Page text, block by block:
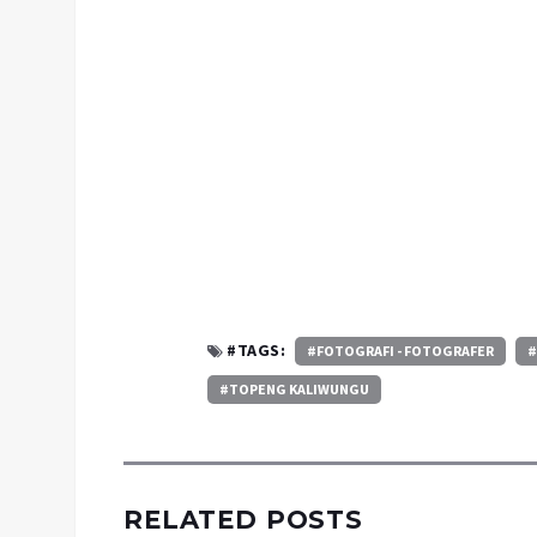
#TAGS: #FOTOGRAFI - FOTOGRAFER
#TOPENG KALIWUNGU
RELATED POSTS